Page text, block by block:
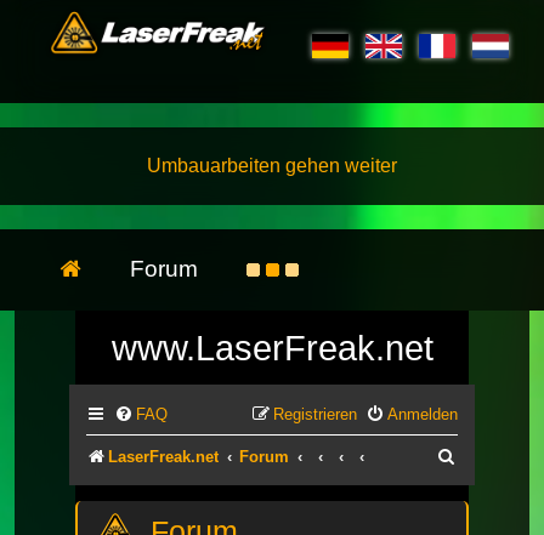
Umbauarbeiten gehen weiter
Forum
www.LaserFreak.net
FAQ Anmelden
Registrieren
LaserFreak.net Forum